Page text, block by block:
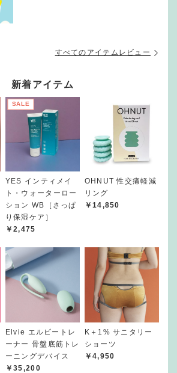
すべてのアイテムレビュー
新着アイテム
SALE
YES インティメイ
ト・ウォーターロー
ション WB［さっぱ
り保湿ケア］
￥2,475
OHNUT 性交痛軽減
リング
￥14,850
Elvie エルビートレ
ーナー 骨盤底筋トレ
ーニングデバイス
￥35,200
K＋1% サニタリー
ショーツ
￥4,950